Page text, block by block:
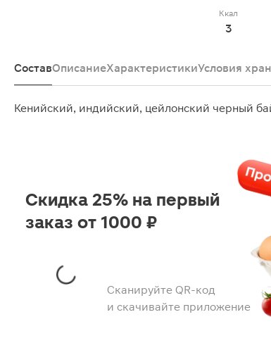
Ккал
3
СоставОписаниеХарактеристикиУсловия
Кенийский, индийский, цейлонский черный
Сканируйте QR-код
и скачивайте приложение
Скидка 25% на первый
заказ от 1000 ₽